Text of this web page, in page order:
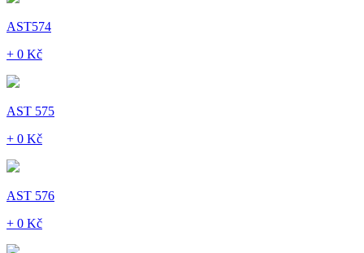
AST574
+ 0 Kč
AST 575
+ 0 Kč
AST 576
+ 0 Kč